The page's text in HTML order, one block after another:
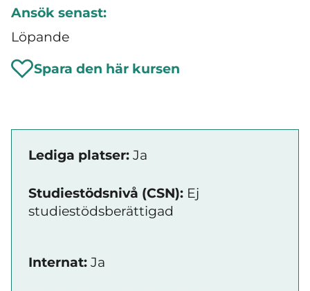
Ansök senast:
Löpande
Spara den här kursen
Lediga platser: Ja
Studiestödsnivå (CSN): Ej
studiestödsberättigad
Internat: Ja